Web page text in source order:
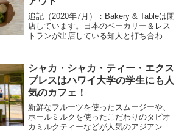
追記（2020年7月）：Bakery & Tableは閉
店しています。日本のベーカリー＆レス
トランが出店している知人と打ち合わせ
た。お店はピイコイ・ストリートとキン
グ・...
シャカ・シャカ・ティー・エクス
プレスはハワイ大学の学生にも人
気のカフェ！
新鮮なフルーツを使ったスムージーや、
ホールミルクを使ったこだわりのタピオ
カミルクティーなどが人気のアジアンな